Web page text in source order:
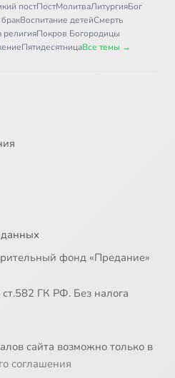
постПостМолитваЛитургияБог
Воспитание детейСмерть
Покров Богородицы
ПятидесятницаВсе темы →
фонд «Предание»
ГК РФ. Без налога
сайта возможно только в
соглашения